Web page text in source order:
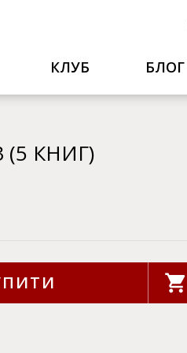
КЛУБ БЛОГ
(5 КНИГ)